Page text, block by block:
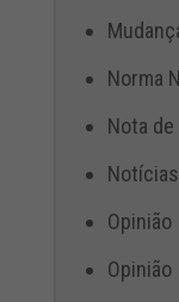
Norma
Nota
Notícias
Opinião
Opinião